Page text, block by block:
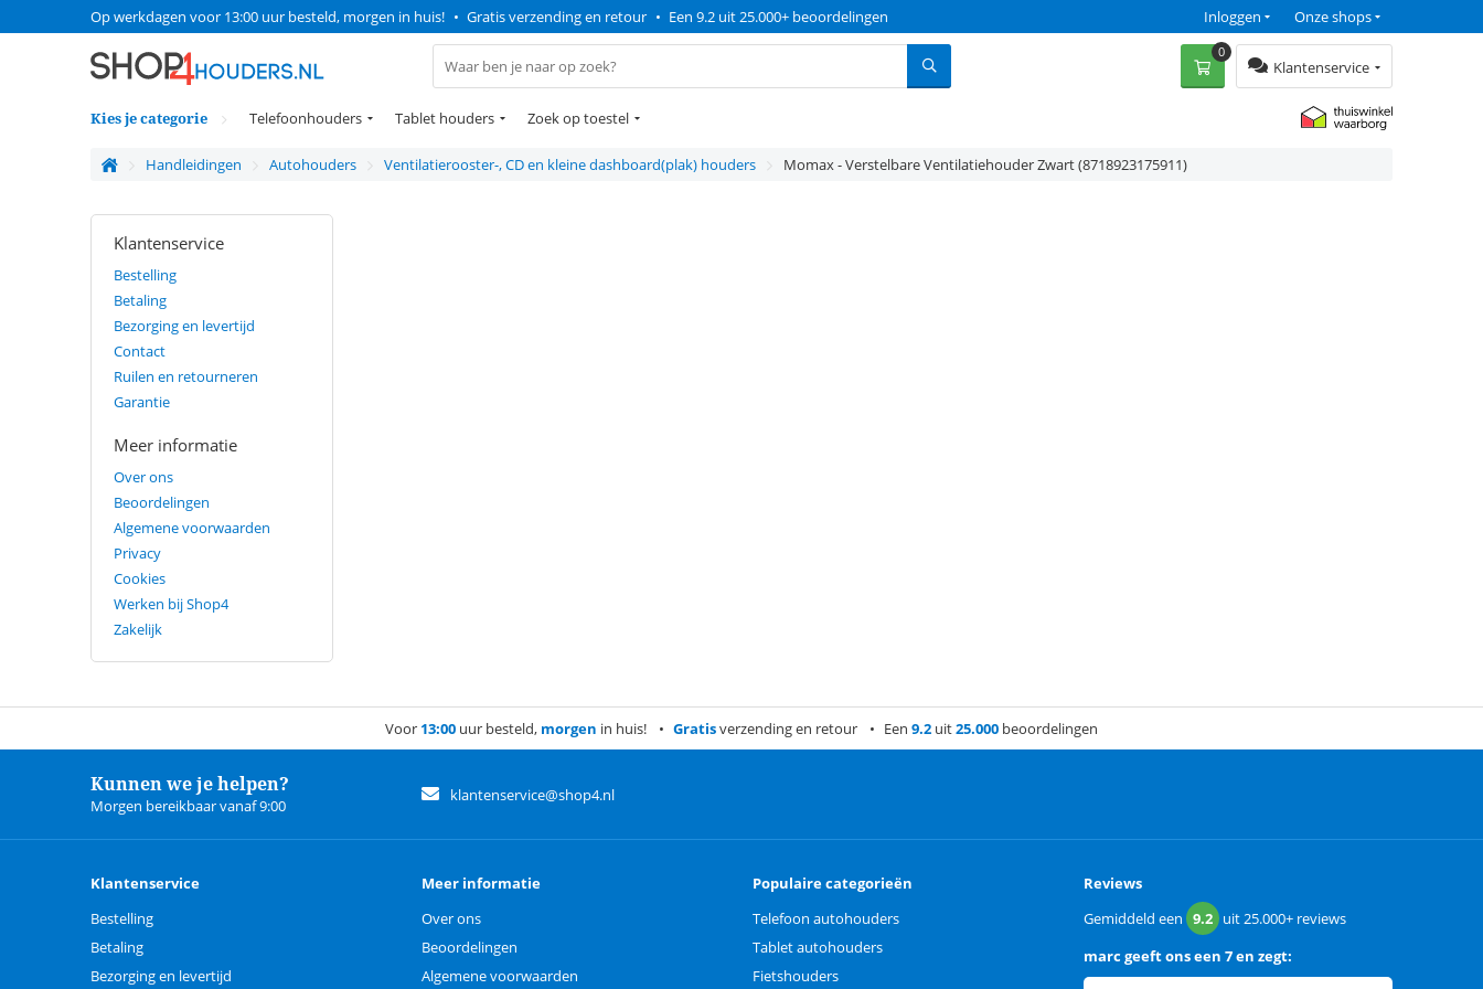
Op werkdagen voor 13:00 uur besteld, morgen in huis! • Gratis verzending en retour • Een 9.2 uit 25.000+ beoordelingen Onze shops
Inloggen
Klantenservice
0
Kies je categorie Telefoonhouders Tablet houders Zoek op toestel
Handleidingen Autohouders Ventilatierooster-, CD en kleine dashboard(plak) houders Momax - Verstelbare Ventilatiehouder Zwart (8718923175911)
Klantenservice
Bestelling
Betaling
Bezorging en levertijd
Contact
Ruilen en retourneren
Garantie
Meer informatie
Over ons
Beoordelingen
Algemene voorwaarden
Privacy
Cookies
Werken bij Shop4
Zakelijk
Voor 13:00 uur besteld, morgen in huis! Gratisverzending en retour Een 9.2 uit25.000 beoordelingen
Kunnen we je helpen?
Morgen bereikbaar vanaf 9:00
klantenservice@shop4.nl
Klantenservice
Bestelling
Betaling
Bezorging en levertijd
Meer informatie
Over ons
Beoordelingen
Algemene voorwaarden
Populaire categorieën
Telefoon autohouders
Tablet autohouders
Fietshouders
Reviews
Gemiddeld een 9.2 uit25.000+ reviews
marcgeeft ons een 7 en zegt: